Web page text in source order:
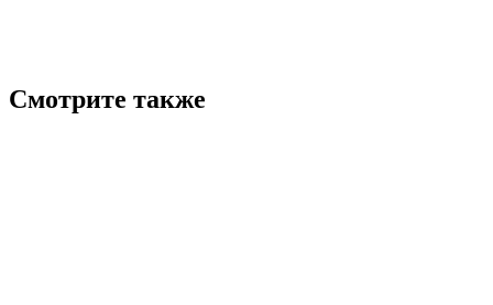
Смотрите также